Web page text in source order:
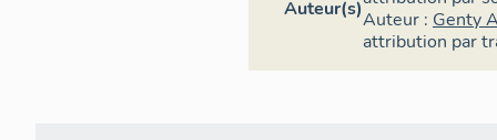
Auteur(s)Auteur : Genty
attribution par